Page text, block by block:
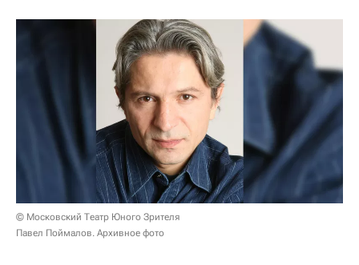
© Московский Театр Юного Зрителя
Павел Поймалов. Архивное фото